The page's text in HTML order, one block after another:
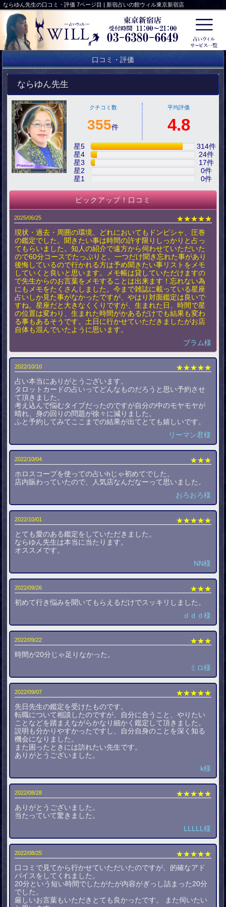
ならゆん先生の口コミ・評価 7ページ目 | 新宿占いの館ウィル東京新宿店
口コミ・評価
ならゆん先生
クチコミ数
355件
平均評価
4.8
星5 314件
星4
24件
星3
17件
星2
0件
星1
0件
ピックアップ！口コミ
2025/06/25
★★★★★
現状・過去・周囲の環境、どれにおいてもドンピシャ、圧巻
の鑑定でした。聞きたい事は時間の許す限りしっかりと占っ
てもらいました。知人の紹介で遠方から伺わせていただいた
ので60分コースでたっぷりと。一つだけ聞き忘れた事があり
後悔しているので行かれる方は予め聞きたい事リストをメモ
していくと良いと思います。メモ帳は貸していただけますの
で先生からのお言葉をメモすることは出来ます！忘れない為
にもメモをたくさんしました。今まで雑誌に載っている星座
占いしか見た事がなかったですが、やはり対面鑑定は良いで
すね。星座だと大きなくくりですが、生まれた日、時間で星
の位置は変わり、生まれた時間がかあるだけでも結果も変わ
る事もあるそうです。土日に行かせていただきましたがお店
自体も混んでいたように思います。
プラム様
2022/10/10
★★★★★
占い本当にありがとうございます。
タロットカードの占いってどんなものだろうと思い予約させ
て頂きました。
考え込んで悩むタイプだったのですが自分の中のモヤモヤが
晴れ、身の回りの問題が徐々に減りました。
ふと予約してみてここまでの結果が出てとても嬉しいです。
リーマン君様
2022/10/04
★★★
ホロスコープを使っての占いhじゃ初めてでした。
店内賑わっていたので、人気店なんだなーって思いました。
おろおろ様
2022/10/01
★★★★★
とても愛のある鑑定をしていただきました。
ならゆん先生は本当に当たります。
オススメです。
NN様
2022/09/26
★★★
初めて行き悩みを聞いてもらえるだけでスッキリしました。
ｄｄｄ様
2022/09/22
★★★
時間が20分じゃ足りなかった。
ミロ様
2022/09/07
★★★★★
先日先生の鑑定を受けたものです。
転職について相談したのですが、自分に合うこと、やりたい
ことなどを踏まえながらかなり細かく鑑定して頂きました。
説明も分かりやすかったですし、自分自身のことを深く知る
機会になりました。
また困ったときには訪れたい先生です。
ありがとうございました。
k様
2022/08/28
★★★★★
ありがとうございました。
当たっていて驚きました。
LLLLL様
2022/08/25
★★★★★
口コミで見てから行かせていただいたのですが、的確なアド
バイスをしてくれました。
20分という短い時間でしたがたが内容がぎっし詰まった20分
でした。
厳しいお言葉もいただきとても良かったです。 また伺いたい